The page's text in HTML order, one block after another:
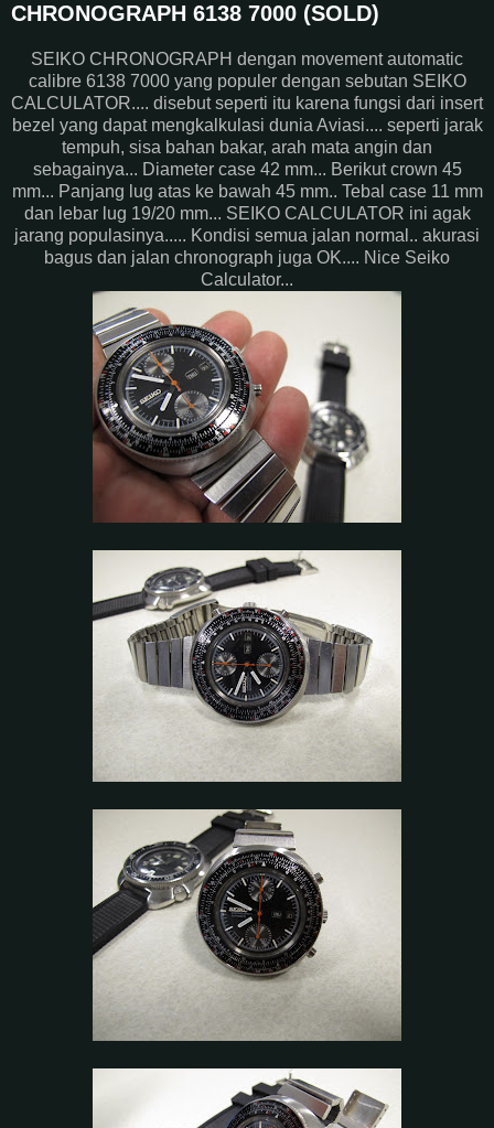
CHRONOGRAPH 6138 7000 (SOLD)
SEIKO CHRONOGRAPH dengan movement automatic
calibre 6138 7000 yang populer dengan sebutan SEIKO
CALCULATOR.... disebut seperti itu karena fungsi dari insert
bezel yang dapat mengkalkulasi dunia Aviasi.... seperti jarak
tempuh, sisa bahan bakar, arah mata angin dan
sebagainya... Diameter case 42 mm... Berikut crown 45
mm... Panjang lug atas ke bawah 45 mm.. Tebal case 11 mm
dan lebar lug 19/20 mm... SEIKO CALCULATOR ini agak
jarang populasinya..... Kondisi semua jalan normal.. akurasi
bagus dan jalan chronograph juga OK.... Nice Seiko
Calculator...